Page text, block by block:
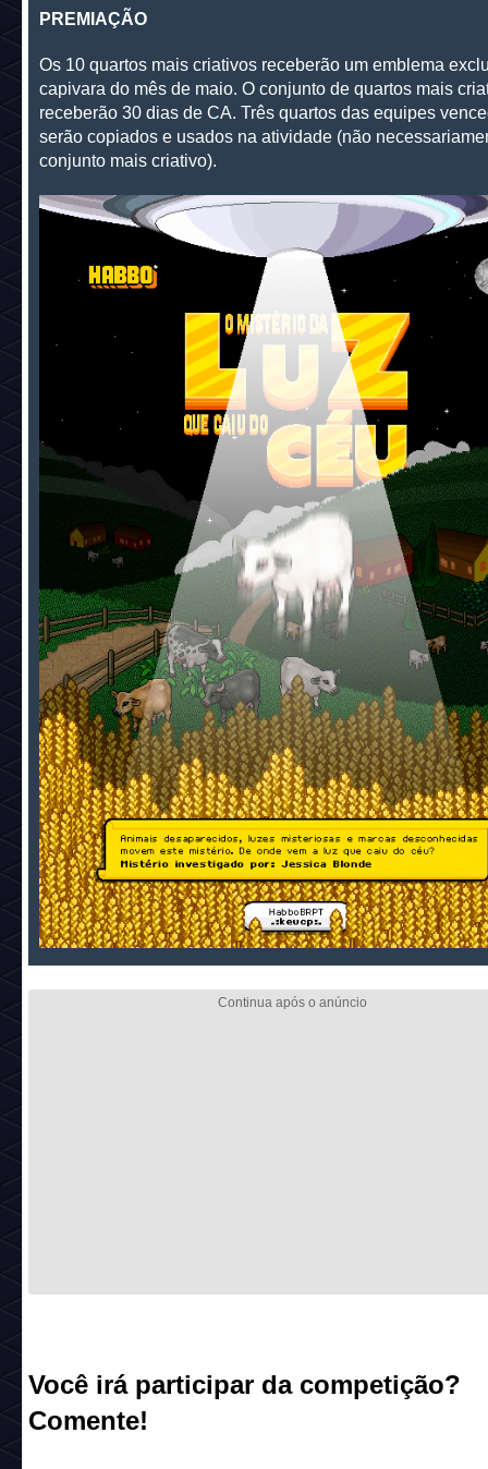
PREMIAÇÃO
Os 10 quartos mais criativos receberão um emblema
capivara do mês de maio. O conjunto de quartos mais
receberão 30 dias de CA. Três quartos das equipes
serão copiados e usados na atividade (não
conjunto mais criativo).
Você irá participar da competição?
Comente!